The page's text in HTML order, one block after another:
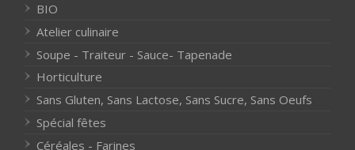
BIO
Atelier culinaire
Soupe - Traiteur - Sauce- Tapenade
Horticulture
Sans Gluten, Sans Lactose, Sans Sucre, Sans Oeufs
Spécial fêtes
Céréales - Farines